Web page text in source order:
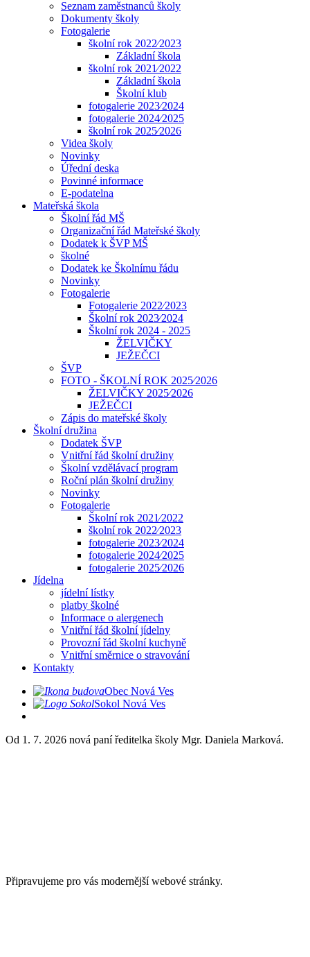
Seznam zaměstnanců školy
Dokumenty školy
Fotogalerie
školní rok 2022⁄2023
Základní škola
školní rok 2021⁄2022
Základní škola
Školní klub
fotogalerie 2023⁄2024
fotogalerie 2024⁄2025
školní rok 2025⁄2026
Videa školy
Novinky
Úřední deska
Povinné informace
E-podatelna
Mateřská škola
Školní řád MŠ
Organizační řád Mateřské školy
Dodatek k ŠVP MŠ
školné
Dodatek ke Školnímu řádu
Novinky
Fotogalerie
Fotogalerie 2022⁄2023
Školní rok 2023⁄2024
Školní rok 2024 - 2025
ŽELVIČKY
JEŽEČCI
ŠVP
FOTO - ŠKOLNÍ ROK 2025⁄2026
ŽELVIČKY 2025⁄2026
JEŽEČCI
Zápis do mateřské školy
Školní družina
Dodatek ŠVP
Vnitřní řád školní družiny
Školní vzdělávací program
Roční plán školní družiny
Novinky
Fotogalerie
Školní rok 2021⁄2022
školní rok 2022⁄2023
fotogalerie 2023⁄2024
fotogalerie 2024⁄2025
fotogalerie 2025⁄2026
Jídelna
jídelní lístky
platby školné
Informace o alergenech
Vnitřní řád školní jídelny
Provozní řád školní kuchyně
Vnitřní směrnice o stravování
Kontakty
Obec Nová Ves
Sokol Nová Ves
Od 1. 7. 2026 nová paní ředitelka školy Mgr. Daniela Marková.
Připravujeme pro vás modernější webové stránky.